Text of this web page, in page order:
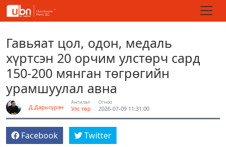
Гавьяат цол, одон, медаль
хүртсэн 20 орчим улстөрч сард
150-200 мянган төгрөгийн
урамшуулал авна
Д.Дарьсүрэн
Ангилал
Улс төр
Огноо
2026-07-09 11:31:00
Facebook Twitter